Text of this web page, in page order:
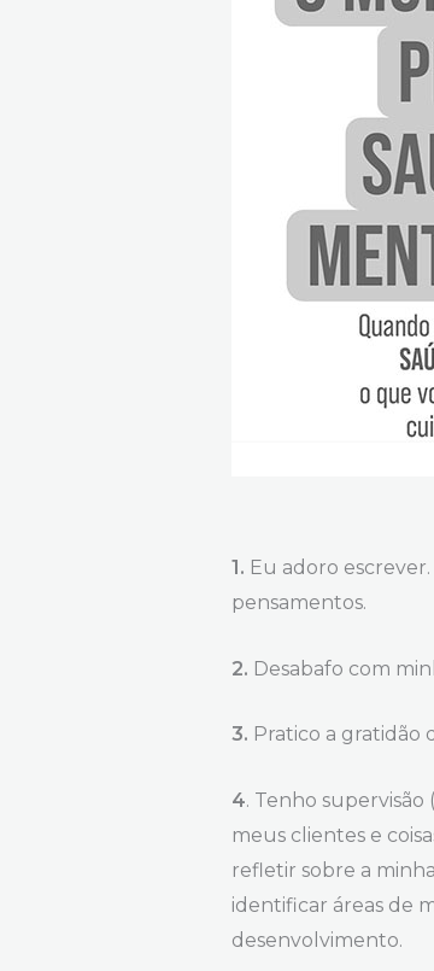
1. Eu adoro
pensamentos.
2. Desabafo com
3. Pratico a
4. Tenho supervisão
meus clientes e
refletir sobre a
identificar áreas de
desenvolvimento.